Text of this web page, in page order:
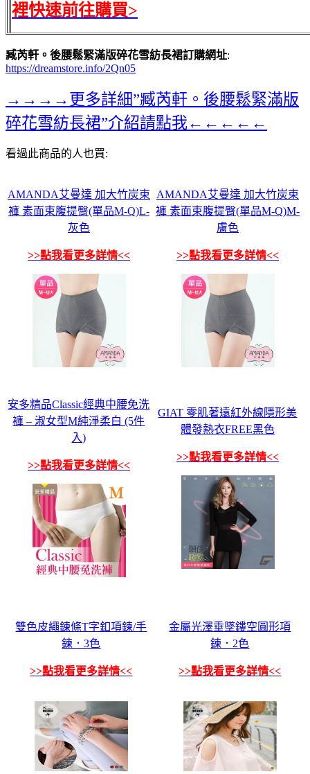
裡快速前往購買>
臧芮軒。後腰鬆緊滿版碎花雪紡長裙訂購網址:
https://dreamstore.info/2Qn05
→→→→更多詳細”臧芮軒。後腰鬆緊滿版
碎花雪紡長裙”介紹請點我←←←←←
看過此商品的人也買:
AMANDA艾曼達 加大竹炭束
褲 素面束腹提臀(單品M-Q)L-
灰色
>>點我看更多詳情<<
AMANDA艾曼達 加大竹炭束
褲 素面束腹提臀(單品M-Q)M-
膚色
>>點我看更多詳情<<
安多精品Classic經典中腰免洗
褲 – 淑女型M純淨柔白 (5件
入)
>>點我看更多詳情<<
GIAT 零肌著遠紅外線隱形美
體發熱衣FREE黑色
>>點我看更多詳情<<
雙色皮繩鍊條T字釦項鍊/手
鍊．3色
>>點我看更多詳情<<
金屬光澤垂墜鏤空圓形項
鍊．2色
>>點我看更多詳情<<